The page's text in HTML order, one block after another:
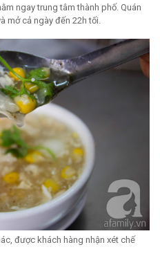
ngay trung tâm thành phố. Quán
mở cả ngày đến 22h tối.
được khách hàng nhận xét chế